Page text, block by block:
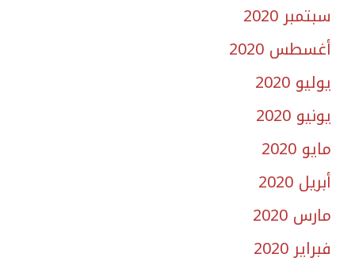
سبتمبر 2020
أغسطس 2020
يوليو 2020
يونيو 2020
مايو 2020
أبريل 2020
مارس 2020
فبراير 2020